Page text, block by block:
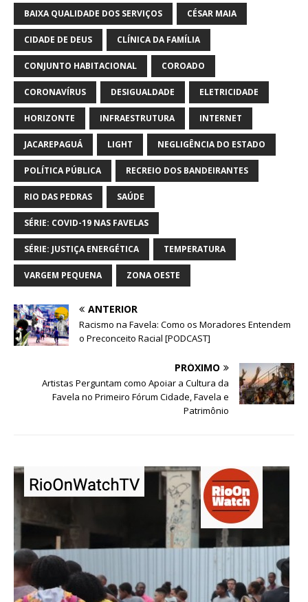
BAIXA QUALIDADE DOS SERVIÇOS CÉSAR MAIA
CIDADE DE DEUS CLÍNICA DA FAMÍLIA
CONJUNTO HABITACIONAL COROADO
CORONAVÍRUS DESIGUALDADE ELETRICIDADE
HORIZONTE INFRAESTRUTURA INTERNET
JACAREPAGUÁ LIGHT NEGLIGÊNCIA DO ESTADO
POLÍTICA PÚBLICA RECREIO DOS BANDEIRANTES
RIO DAS PEDRAS SAÚDE
SÉRIE: COVID-19 NAS FAVELAS
SÉRIE: JUSTIÇA ENERGÉTICA TEMPERATURA
VARGEM PEQUENA ZONA OESTE
ANTERIOR
Racismo na Favela: Como os Moradores Entendem
o Preconceito Racial [PODCAST]
PRÓXIMO
Artistas Perguntam como Apoiar a Cultura da
Favela no Primeiro Fórum Cidade, Favela e
Patrimônio